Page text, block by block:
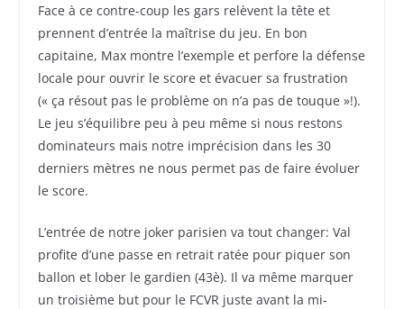
Face à ce contre-coup les gars relèvent la tête et
prennent d’entrée la maîtrise du jeu. En bon
capitaine, Max montre l’exemple et perfore la défense
locale pour ouvrir le score et évacuer sa frustration
(« ça résout pas le problème on n’a pas de touque »!).
Le jeu s’équilibre peu à peu même si nous restons
dominateurs mais notre imprécision dans les 30
derniers mètres ne nous permet pas de faire évoluer
le score.
L’entrée de notre joker parisien va tout changer: Val
profite d’une passe en retrait ratée pour piquer son
ballon et lober le gardien (43è). Il va même marquer
un troisième but pour le FCVR juste avant la mi-